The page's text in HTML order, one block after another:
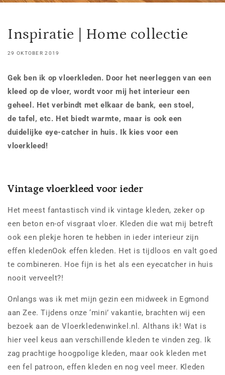
Inspiratie | Home collectie
29 OKTOBER 2019
Gek ben ik op vloerkleden. Door het neerleggen van een
kleed op de vloer, wordt voor mij het interieur een
geheel. Het verbindt met elkaar de bank, een stoel,
de tafel, etc. Het biedt warmte, maar is ook een
duidelijke eye-catcher in huis. Ik kies voor een
vloerkleed!
Vintage vloerkleed voor ieder
Het meest fantastisch vind ik vintage kleden, zeker op
een beton en-of visgraat vloer. Kleden die wat mij betreft
ook een plekje horen te hebben in ieder interieur zijn
effen kledenOok effen kleden. Het is tijdloos en valt goed
te combineren. Hoe fijn is het als een eyecatcher in huis
nooit verveelt?!
Onlangs was ik met mijn gezin een midweek in Egmond
aan Zee. Tijdens onze ‘mini’ vakantie, brachten wij een
bezoek aan de Vloerkledenwinkel.nl. Althans ik! Wat is
hier veel keus aan verschillende kleden te vinden zeg. Ik
zag prachtige hoogpolige kleden, maar ook kleden met
een fel patroon, effen kleden en nog veel meer. Kleden